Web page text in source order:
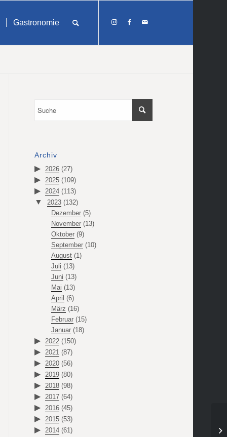
Gastronomie
Archiv
2026 (27)
2025 (109)
2024 (113)
2023 (132)
Dezember(5)
November(13)
Oktober(9)
September(10)
August(1)
Juli (13)
Juni (13)
Mai (13)
April (6)
März (16)
Februar(15)
Januar(18)
2022 (150)
2021 (87)
2020 (56)
2019 (80)
2018 (98)
2017 (64)
2016 (45)
2015 (53)
2014 (61)